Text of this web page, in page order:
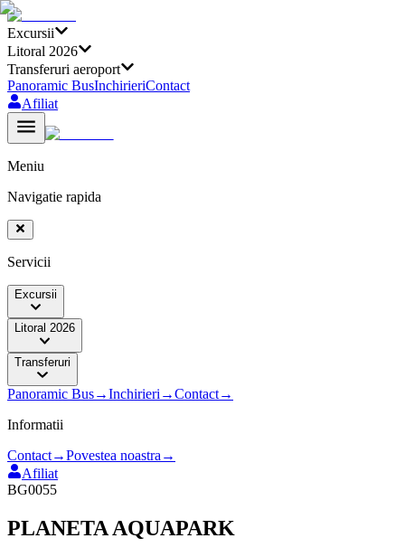
Excursii
Litoral 2026
Transferuri aeroport
Panoramic BusInchirieriContact
Afiliat
Meniu
Navigatie rapida
Servicii
Excursii
Litoral 2026
Transferuri
Panoramic Bus→Inchirieri →Contact→
Informatii
Contact→Povestea noastra →
Afiliat
BG0055
PLANETA AQUAPARK